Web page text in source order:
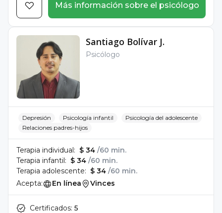
Más información sobre el psicólogo
Santiago Bolívar J.
Psicólogo
Depresión Psicología infantil
Psicología del adolescente
Relaciones padres-hijos
Terapia individual: $ 34 /60 min.
Terapia infantil: $ 34 /60 min.
Terapia adolescente: $ 34 /60 min.
Acepta:
En línea Vinces
Certificados: 5